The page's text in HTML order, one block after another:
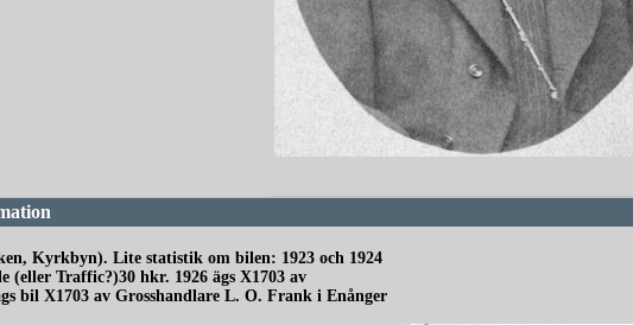
Kyrkbyn). Lite statistik om bilen: 1923 och 1924
(eller Traffic?)30 hkr. 1926 ägs X1703 av
bil X1703 av Grosshandlare L. O. Frank i Enånger